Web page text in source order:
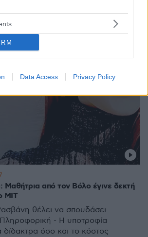
Data Access Privacy Policy
Μαθήτρια από τον Βόλο έγινε δεκτή
MIT
θέλει να σπουδάσει
- Η υποτροφία
δίδακτρα όσο και το κόστος